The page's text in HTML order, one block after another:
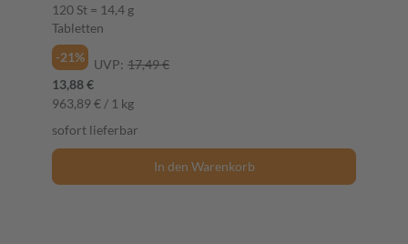
120 St = 14,4 g
Tabletten
-21%
UVP: 17,49 €
13,88 €
963,89 € / 1 kg
sofort lieferbar
In den Warenkorb